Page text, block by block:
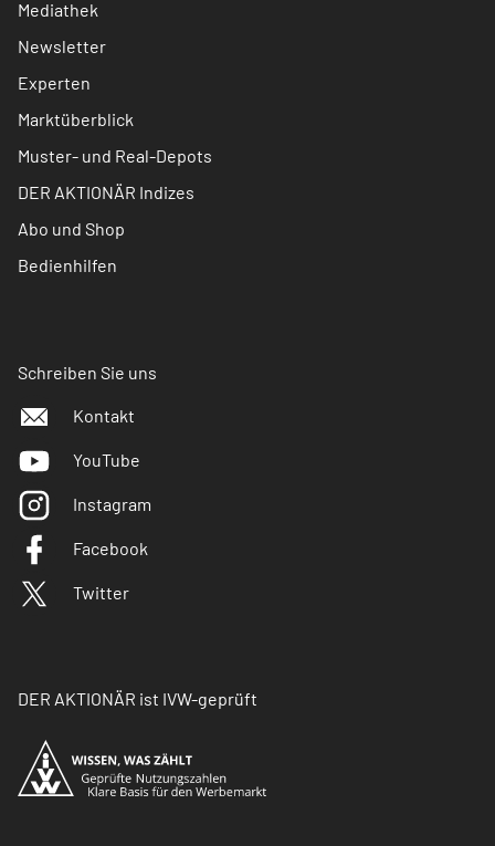
Mediathek
Newsletter
Experten
Marktüberblick
Muster- und Real-Depots
DER AKTIONÄR Indizes
Abo und Shop
Bedienhilfen
Schreiben Sie uns
Kontakt
YouTube
Instagram
Facebook
Twitter
DER AKTIONÄR ist IVW-geprüft